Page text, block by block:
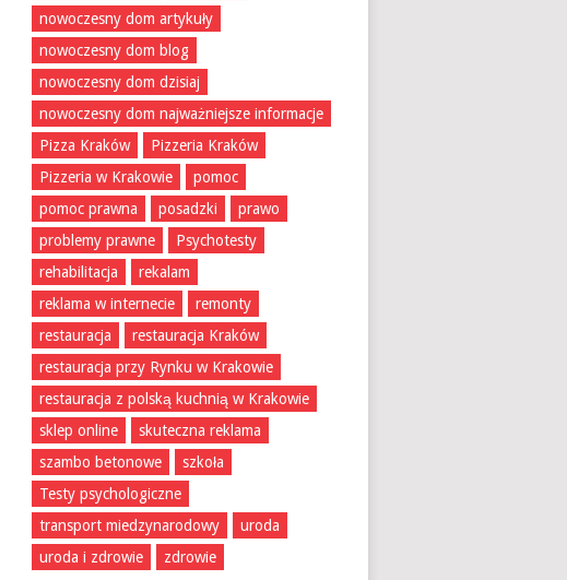
nowoczesny dom artykuły
nowoczesny dom blog
nowoczesny dom dzisiaj
nowoczesny dom najważniejsze informacje
Pizza Kraków
Pizzeria Kraków
Pizzeria w Krakowie
pomoc
pomoc prawna
posadzki
prawo
problemy prawne
Psychotesty
rehabilitacja
rekalam
reklama w internecie
remonty
restauracja
restauracja Kraków
restauracja przy Rynku w Krakowie
restauracja z polską kuchnią w Krakowie
sklep online
skuteczna reklama
szambo betonowe
szkoła
Testy psychologiczne
transport miedzynarodowy
uroda
uroda i zdrowie
zdrowie